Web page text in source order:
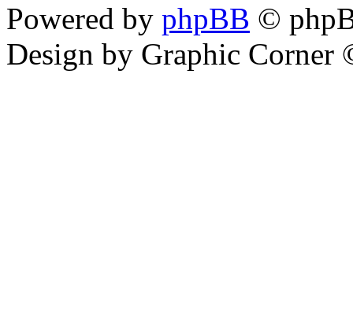
Powered by phpBB ©
Design by Graphic Corner